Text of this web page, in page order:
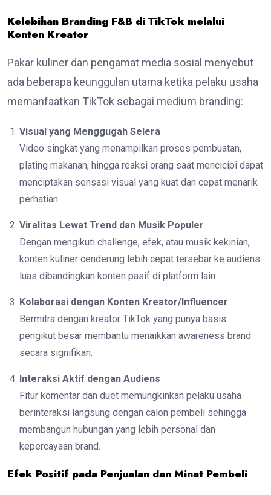
Kelebihan Branding F&B di TikTok melalui
Konten Kreator
Pakar kuliner dan pengamat media sosial menyebut
ada beberapa keunggulan utama ketika pelaku usaha
memanfaatkan TikTok sebagai medium branding:
Visual yang Menggugah Selera
Video singkat yang menampilkan proses pembuatan,
plating makanan, hingga reaksi orang saat mencicipi dapat
menciptakan sensasi visual yang kuat dan cepat menarik
perhatian.
Viralitas Lewat Trend dan Musik Populer
Dengan mengikuti challenge, efek, atau musik kekinian,
konten kuliner cenderung lebih cepat tersebar ke audiens
luas dibandingkan konten pasif di platform lain.
Kolaborasi dengan Konten Kreator/Influencer
Bermitra dengan kreator TikTok yang punya basis
pengikut besar membantu menaikkan awareness brand
secara signifikan.
Interaksi Aktif dengan Audiens
Fitur komentar dan duet memungkinkan pelaku usaha
berinteraksi langsung dengan calon pembeli sehingga
membangun hubungan yang lebih personal dan
kepercayaan brand.
Efek Positif pada Penjualan dan Minat Pembeli